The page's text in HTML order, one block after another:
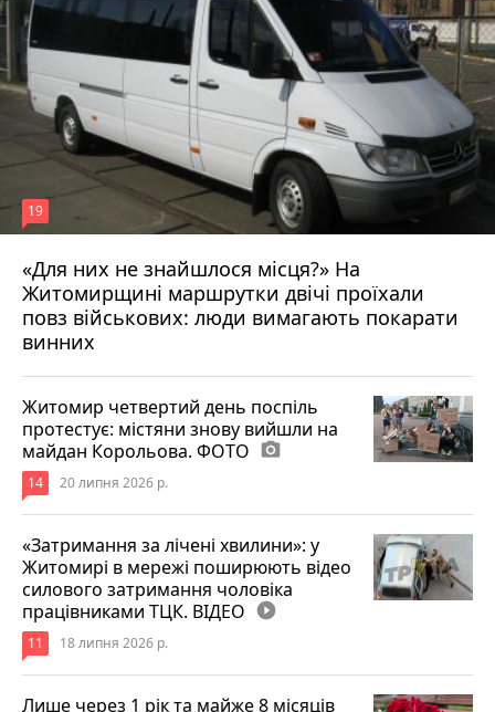
«Для них не знайшлося місця?» На
Житомирщині маршрутки двічі проїхали
повз військових: люди вимагають покарати
винних
19
17 липня 2026 р.
Житомир четвертий день поспіль
протестує: містяни знову вийшли на
майдан Корольова. ФОТО photo_camera
14 20 липня 2026 р.
«Затримання за лічені хвилини»: у
Житомирі в мережі поширюють відео
силового затримання чоловіка
працівниками ТЦК. ВІДЕО play_circle_filled
11 18 липня 2026 р.
Лише через 1 рік та майже 8 місяців